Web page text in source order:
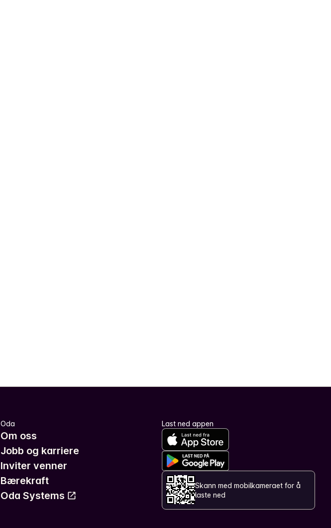
Oda
Om oss
Jobb og karriere
Inviter venner
Bærekraft
Oda Systems
Last ned appen
Skann med mobilkameraet for å
laste ned